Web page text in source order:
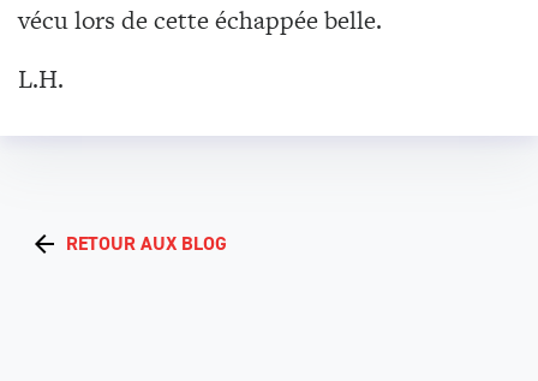
vécu lors de cette échappée belle.
L.H.
RETOUR AUX BLOG